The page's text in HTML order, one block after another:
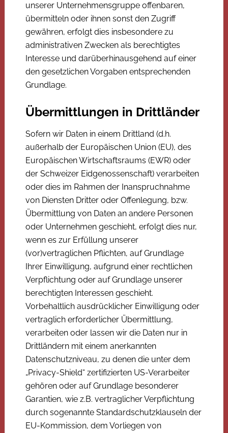
unserer Unternehmensgruppe offenbaren,
übermitteln oder ihnen sonst den Zugriff
gewähren, erfolgt dies insbesondere zu
administrativen Zwecken als berechtigtes
Interesse und darüberhinausgehend auf einer
den gesetzlichen Vorgaben entsprechenden
Grundlage.
Übermittlungen in Drittländer
Sofern wir Daten in einem Drittland (d.h.
außerhalb der Europäischen Union (EU), des
Europäischen Wirtschaftsraums (EWR) oder
der Schweizer Eidgenossenschaft) verarbeiten
oder dies im Rahmen der Inanspruchnahme
von Diensten Dritter oder Offenlegung, bzw.
Übermittlung von Daten an andere Personen
oder Unternehmen geschieht, erfolgt dies nur,
wenn es zur Erfüllung unserer
(vor)vertraglichen Pflichten, auf Grundlage
Ihrer Einwilligung, aufgrund einer rechtlichen
Verpflichtung oder auf Grundlage unserer
berechtigten Interessen geschieht.
Vorbehaltlich ausdrücklicher Einwilligung oder
vertraglich erforderlicher Übermittlung,
verarbeiten oder lassen wir die Daten nur in
Drittländern mit einem anerkannten
Datenschutzniveau, zu denen die unter dem
„Privacy-Shield“ zertifizierten US-Verarbeiter
gehören oder auf Grundlage besonderer
Garantien, wie z.B. vertraglicher Verpflichtung
durch sogenannte Standardschutzklauseln der
EU-Kommission, dem Vorliegen von